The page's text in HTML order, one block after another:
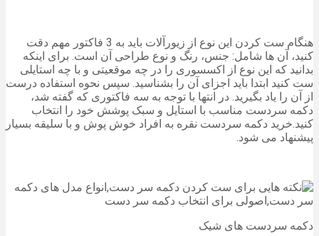
هنگام ست کردن این نوع از زیورآلات باید به 3 فاکتور مهم دقت
کنید، آن ها شامل: جنس، رنگ و نوع طراحی آن است. برای اینکه
بدانید که این نوع از اکسسوری را در چه موقعیتی و با چه استایلی
ست کنید ابتدا باید اجزای آن را بشناسید. سپس نحوه استفاده درست
از آن را یاد بگیرید. در انتها با توجه به سه فاکتوری که گفته شد،
دکمه سردست مناسب با استایل و سبک پوشش خود را انتخاب
کنید.خرید دکمه سردست نقره به افراد خوش پوش و با سلیقه بسیار
پیشنهاد می شود.
دکمه سردست های شیک